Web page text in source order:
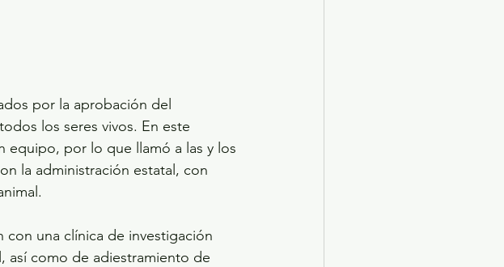
por la aprobación del
los seres vivos. En este
equipo, por lo que llamó a las y los
la administración estatal, con
con una clínica de investigación
así como de adiestramiento de